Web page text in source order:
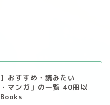
】おすすめ・読みたい
・マンガ」の一覧 40冊以